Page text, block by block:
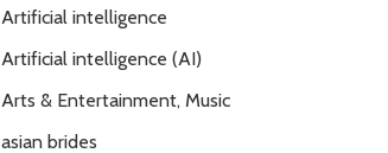
Artificial intelligence
Artificial intelligence (AI)
Arts & Entertainment, Music
asian brides